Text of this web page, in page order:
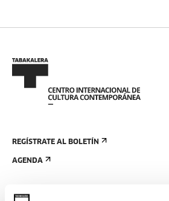
REGÍSTRATE AL BOLETÍN
AGENDA